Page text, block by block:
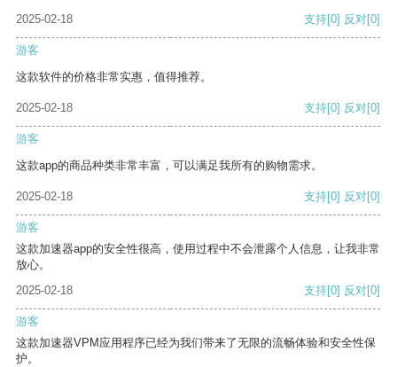
2025-02-18 支持[0] 反对[0]
游客
这款软件的价格非常实惠，值得推荐。
2025-02-18 支持[0] 反对[0]
游客
这款app的商品种类非常丰富，可以满足我所有的购物需求。
2025-02-18 支持[0] 反对[0]
游客
这款加速器app的安全性很高，使用过程中不会泄露个人信息，让我非常
放心。
2025-02-18
支持[0] 反对[0]
游客
这款加速器VPM应用程序已经为我们带来了无限的流畅体验和安全性保
护。